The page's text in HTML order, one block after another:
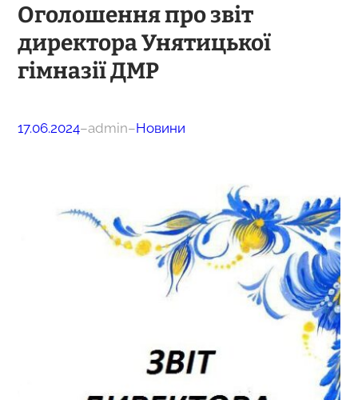
Оголошення про звіт
директора Унятицької
гімназії ДМР
17.06.2024–admin–Новини